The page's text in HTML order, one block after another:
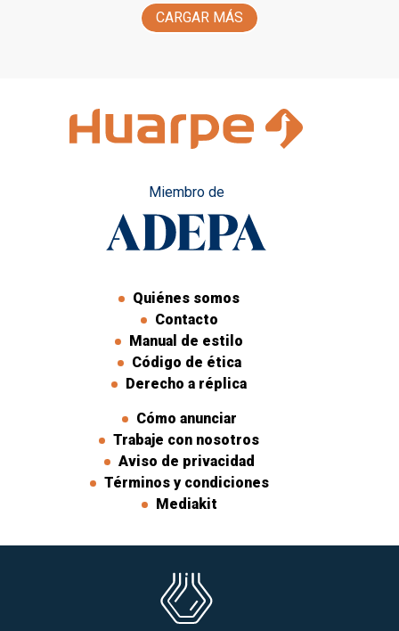
CARGAR MÁS
Miembro de
Quiénes somos
Contacto
Manual de estilo
Código de ética
Derecho a réplica
Cómo anunciar
Trabaje con nosotros
Aviso de privacidad
Términos y condiciones
Mediakit